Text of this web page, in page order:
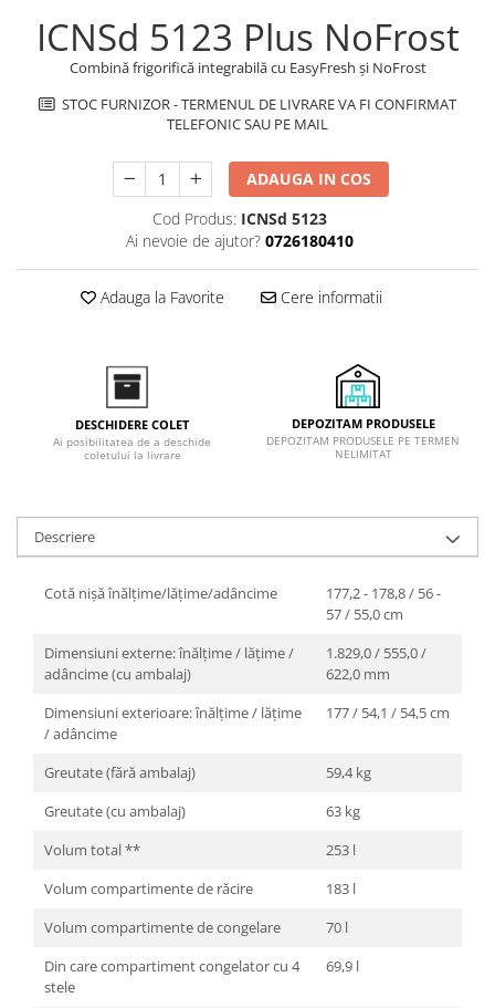
Mixte
Plite cu hota integrata
ICNSd 5123 Plus NoFrost
Combină frigorifică integrabilă cu EasyFresh şi NoFrost
STOC FURNIZOR - TERMENUL DE LIVRARE VA FI CONFIRMAT
TELEFONIC SAU PE MAIL
ADAUGA IN COS
Cod Produs: ICNSd 5123
Ai nevoie de ajutor? 0726180410
Adauga la Favorite Cere informatii
DESCHIDERE COLET
Ai posibilitatea de a deschide
coletului la livrare
DEPOZITAM PRODUSELE
DEPOZITAM PRODUSELE PE TERMEN
NELIMITAT
Descriere
Cotă nişă înălţime/lăţime/adâncime
177,2 - 178,8 / 56 -
57 / 55,0 cm
Dimensiuni externe: înălțime / lățime /
adâncime (cu ambalaj)
1.829,0 / 555,0 /
622,0 mm
Dimensiuni exterioare: înălțime / lățime
/ adâncime
177 / 54,1 / 54,5 cm
Greutate (fără ambalaj)
59,4 kg
Greutate (cu ambalaj)
63 kg
Volum total **
253 l
Volum compartimente de răcire
183 l
Volum compartimente de congelare
70 l
Din care compartiment congelator cu 4
stele
69,9 l